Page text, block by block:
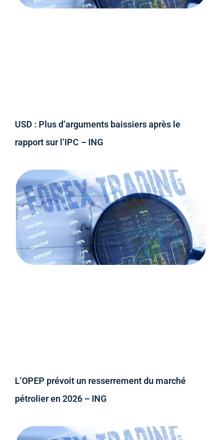
USD : Plus d’arguments baissiers après le
rapport sur l’IPC – ING
L’OPEP prévoit un resserrement du marché
pétrolier en 2026 – ING